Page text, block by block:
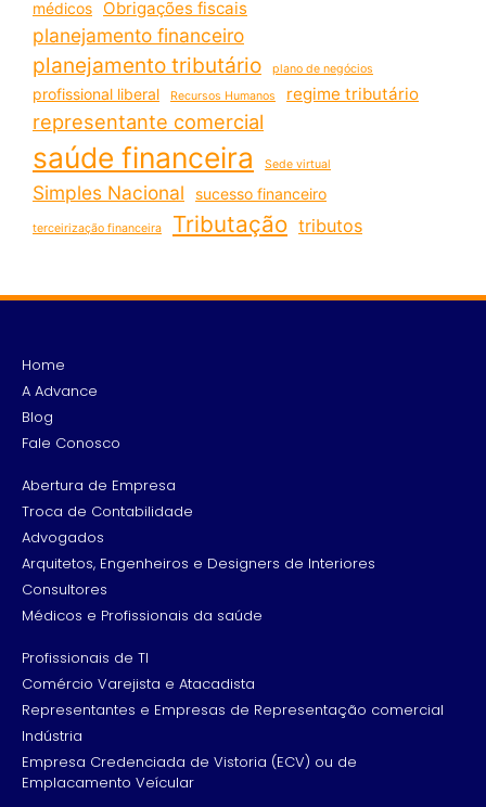
médicos
Obrigações fiscais
planejamento financeiro
planejamento tributário plano de negócios
profissional liberal Recursos Humanos regime tributário
representante comercial
saúde financeira Sede virtual
Simples Nacional sucesso financeiro
terceirização financeira Tributação tributos
Home
A Advance
Blog
Fale Conosco
Abertura de Empresa
Troca de Contabilidade
Advogados
Arquitetos, Engenheiros e Designers de Interiores
Consultores
Médicos e Profissionais da saúde
Profissionais de TI
Comércio Varejista e Atacadista
Representantes e Empresas de Representação comercial
Indústria
Empresa Credenciada de Vistoria (ECV) ou de
Emplacamento Veícular